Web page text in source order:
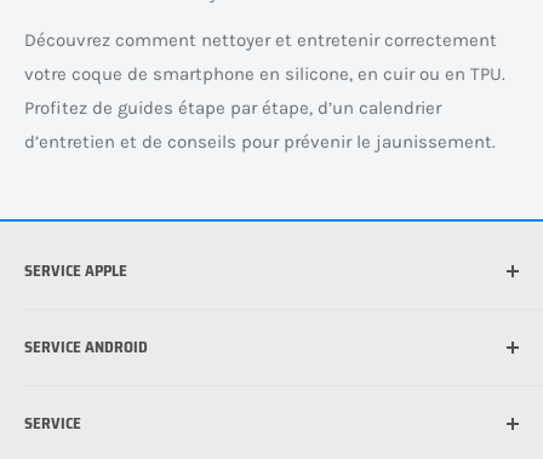
Découvrez comment nettoyer et entretenir correctement
votre coque de smartphone en silicone, en cuir ou en TPU.
Profitez de guides étape par étape, d’un calendrier
d’entretien et de conseils pour prévenir le jaunissement.
SERVICE APPLE
Quel iPad ai-je ? Identifiez votre modèle d’iPad
Qu’est-ce que MagSafe ?
SERVICE ANDROID
Comment poser un film de protection sur un téléphone
SERVICE